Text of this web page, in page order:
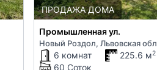
ПРОДАЖА ДОМА
Промышленная ул.
Новый Роздол, Львовская обл
6 комнат 225.6 м2
60 Соток